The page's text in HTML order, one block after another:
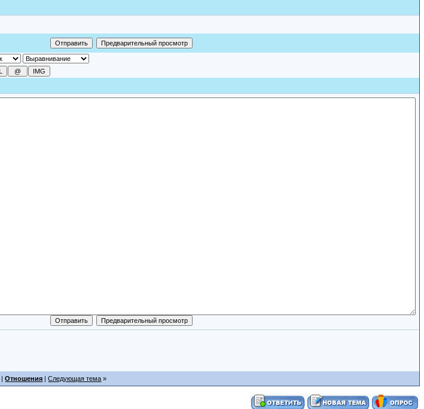
|Отношения |Следующая тема »